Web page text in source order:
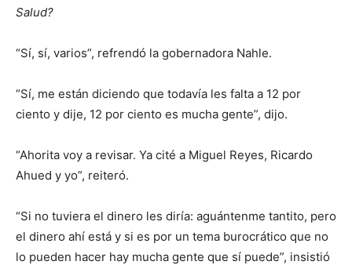
Salud?
“Sí, sí, varios”, refrendó la gobernadora Nahle.
“Sí, me están diciendo que todavía les falta a 12 por
ciento y dije, 12 por ciento es mucha gente”, dijo.
“Ahorita voy a revisar. Ya cité a Miguel Reyes, Ricardo
Ahued y yo”, reiteró.
“Si no tuviera el dinero les diría: aguántenme tantito, pero
el dinero ahí está y si es por un tema burocrático que no
lo pueden hacer hay mucha gente que sí puede”, insistió